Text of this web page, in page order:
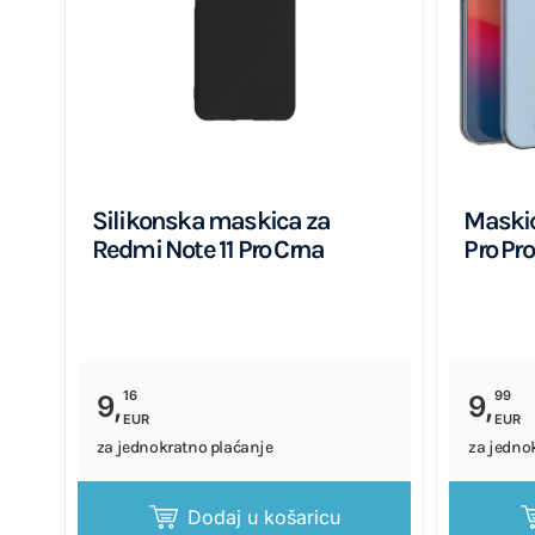
Silikonska maskica za
Redmi Note 11 Pro Crna
9,16
EUR
za jednokratno plaćanje
Dodaj u košaricu
Pro
9,99
EUR
za